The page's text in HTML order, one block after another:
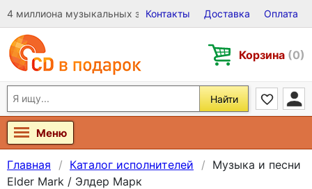
4 миллиона музыкальных записей на Виниле, CD и DVD
Контакты Доставка Оплата
Корзина (0)
Найти
Меню
Главная Каталог исполнителей
Музыка и песни
Elder Mark / Элдер Марк